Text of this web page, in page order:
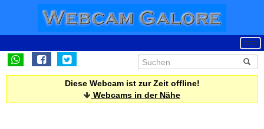
Diese Webcam ist zur Zeit offline!
Webcams in der Nähe